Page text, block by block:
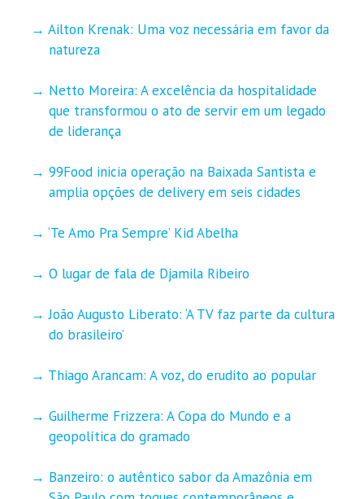
Ailton Krenak: Uma voz necessária em favor da
natureza
Netto Moreira: A excelência da hospitalidade
que transformou o ato de servir em um legado
de liderança
99Food inicia operação na Baixada Santista e
amplia opções de delivery em seis cidades
‘Te Amo Pra Sempre’ Kid Abelha
O lugar de fala de Djamila Ribeiro
João Augusto Liberato: ‘A TV faz parte da cultura
do brasileiro’
Thiago Arancam: A voz, do erudito ao popular
Guilherme Frizzera: A Copa do Mundo e a
geopolítica do gramado
Banzeiro: o autêntico sabor da Amazônia em